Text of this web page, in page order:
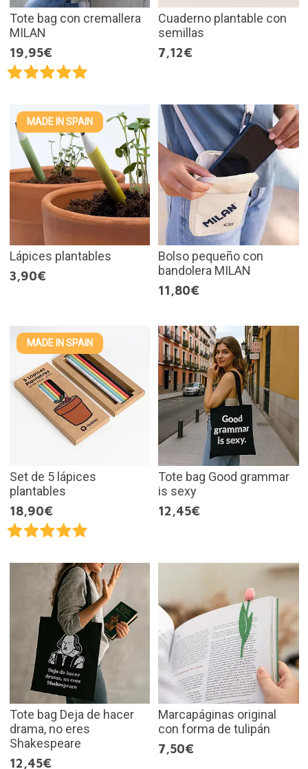
Tote bag con cremallera
MILAN
19,95€
Cuaderno plantable con
semillas
7,12€
MADE IN SPAIN
Lápices plantables
3,90€
Bolso pequeño con
bandolera MILAN
11,80€
MADE IN SPAIN
Set de 5 lápices
plantables
18,90€
Tote bag Good grammar
is sexy
12,45€
Tote bag Deja de hacer
drama, no eres
Shakespeare
12,45€
Marcapáginas original
con forma de tulipán
7,50€